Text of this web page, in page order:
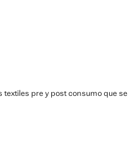
pre y post consumo que se